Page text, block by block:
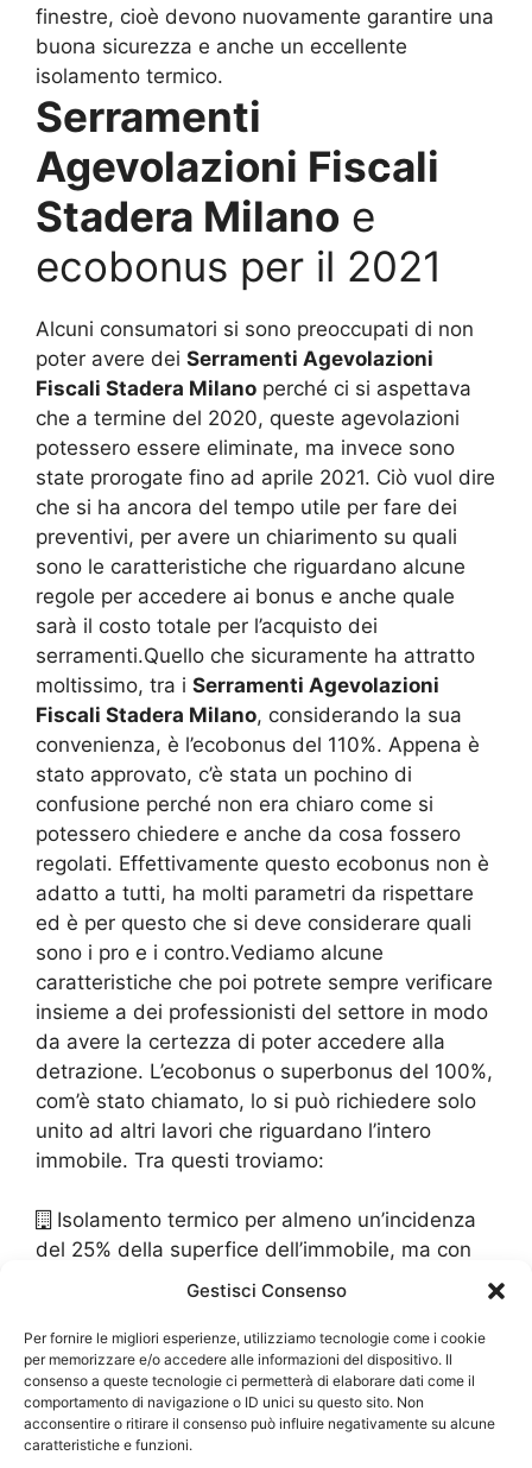
Gestisci Consenso
Per fornire le migliori esperienze, utilizziamo tecnologie come i cookie
per memorizzare e/o accedere alle informazioni del dispositivo. Il
consenso a queste tecnologie ci permetterà di elaborare dati come il
comportamento di navigazione o ID unici su questo sito. Non
acconsentire o ritirare il consenso può influire negativamente su alcune
caratteristiche e funzioni.
finestre, cioè devono nuovamente garantire una
buona sicurezza e anche un eccellente
isolamento termico.
Serramenti
Agevolazioni Fiscali
Stadera Milano e
ecobonus per il 2021
Alcuni consumatori si sono preoccupati di non
poter avere dei Serramenti Agevolazioni
Fiscali Stadera Milano perché ci si aspettava
che a termine del 2020, queste agevolazioni
potessero essere eliminate, ma invece sono
state prorogate fino ad aprile 2021. Ciò vuol dire
che si ha ancora del tempo utile per fare dei
preventivi, per avere un chiarimento su quali
sono le caratteristiche che riguardano alcune
regole per accedere ai bonus e anche quale
sarà il costo totale per l’acquisto dei
serramenti.Quello che sicuramente ha attratto
moltissimo, tra i Serramenti Agevolazioni
Fiscali Stadera Milano, considerando la sua
convenienza, è l’ecobonus del 110%. Appena è
stato approvato, c’è stata un pochino di
confusione perché non era chiaro come si
potessero chiedere e anche da cosa fossero
regolati. Effettivamente questo ecobonus non è
adatto a tutti, ha molti parametri da rispettare
ed è per questo che si deve considerare quali
sono i pro e i contro.Vediamo alcune
caratteristiche che poi potrete sempre verificare
insieme a dei professionisti del settore in modo
da avere la certezza di poter accedere alla
detrazione. L’ecobonus o superbonus del 100%,
com’è stato chiamato, lo si può richiedere solo
unito ad altri lavori che riguardano l’intero
immobile. Tra questi troviamo:
Isolamento termico per almeno un’incidenza
del 25% della superfice dell’immobile, ma con
un massimo di 60.000 euro
anche di raffrescamento, spesa massima di
30.000 euro
Praticamente i serramenti andranno a
supportare alcune caratteristiche di